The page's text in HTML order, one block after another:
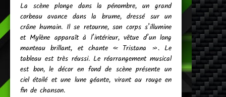
La scène plonge dans la pénombre, un grand
corbeau avance dans la brume, dressé sur un
crâne humain. Il se retourne, son corps s’illumine
et Mylène apparaît à l’intérieur, vêtue d’un long
manteau brillant, et chante « Tristana ». Le
tableau est très réussi. Le réarrangement musical
est bon, le décor en fond de scène présente un
ciel étoilé et une lune géante, virant au rouge en
fin de chanson.